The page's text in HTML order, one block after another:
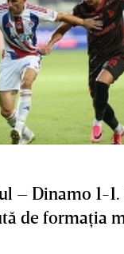
– Dinamo 1-
de formaţia